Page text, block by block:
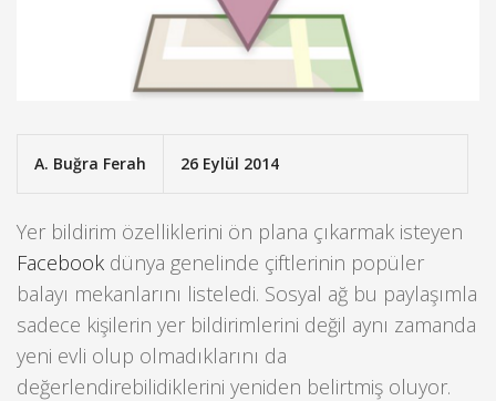
A. Buğra Ferah 26 Eylül 2014
Yer bildirim özelliklerini ön plana çıkarmak isteyen
Facebook dünya genelinde çiftlerinin popüler
balayı mekanlarını listeledi. Sosyal ağ bu paylaşımla
sadece kişilerin yer bildirimlerini değil aynı zamanda
yeni evli olup olmadıklarını da
değerlendirebilidiklerini yeniden belirtmiş oluyor.